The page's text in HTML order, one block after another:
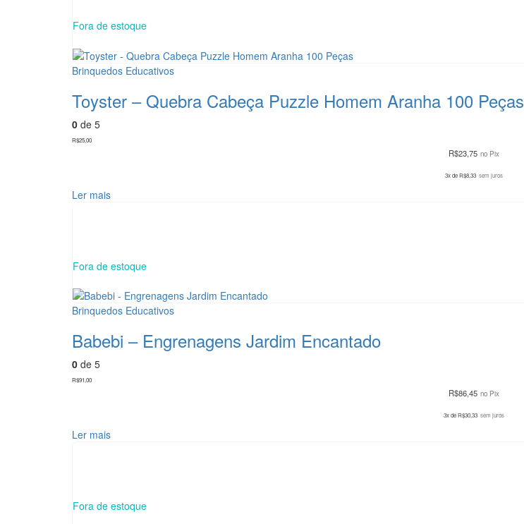
Fora de estoque
Brinquedos Educativos
Toyster – Quebra Cabeça Puzzle Homem Aranha 100 Peças
0 de 5
R$25,00
R$23,75 no Pix
3x deR$8,33 sem juros
Ler mais
Fora de estoque
Brinquedos Educativos
Babebi – Engrenagens Jardim Encantado
0 de 5
R$91,00
R$86,45 no Pix
3x deR$30,33 sem juros
Ler mais
Fora de estoque